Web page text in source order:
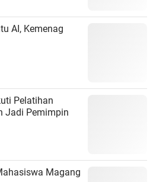
AI, Kemenag
Pelatihan
Jadi Pemimpin
Magang